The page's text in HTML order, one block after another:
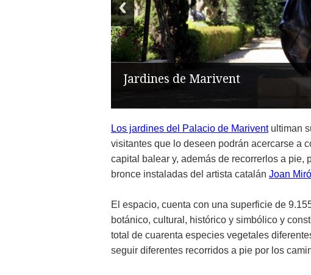
Jardines de Marivent
Los jardines del Palacio de Mariventultiman
visitantes que lo deseen podrán acercarse a
capital balear y, además de recorrerlos a pie,
bronce instaladas del artista catalán Joan Miró
El espacio, cuenta con una superficie de
botánico, cultural, histórico y simbólico y
total de cuarenta especies vegetales
seguir diferentes recorridos a pie por los